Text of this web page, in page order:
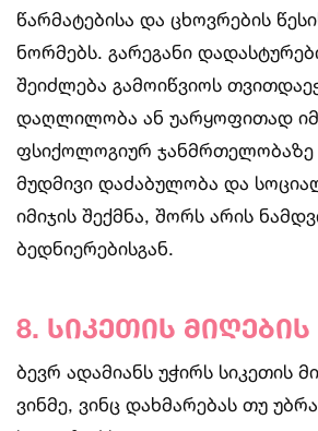
წარმატებისა და ცხოვრების
ნორმებს. გარეგანი
შეიძლება გამოიწვიოს
დაღლილობა ან უარყოფითად
ფსიქოლოგიურ
მუდმივი დაძაბულობა და
იმიჯის შექმნა, შორს არის
ბედნიერებისგან.
8. სიკეთის მიღების
ბევრ ადამიანს უჭირს სიკეთის
ვინმე, ვინც დახმარებას თუ